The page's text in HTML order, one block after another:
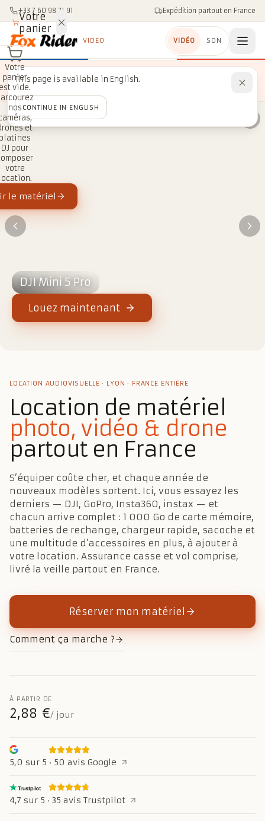
Aller au contenu
+33 7 60 98 21 91 Expédition partout en France
VIDEO VIDÉO SON
OFFRE LIMITÉE −10 % sur le matériel
vidéo, à l’inscription à la newsletter
DJI Mini 5 Pro
Louez maintenant
LOCATION AUDIOVISUELLE · LYON · FRANCE ENTIÈRE
Location de matériel
photo, vidéo & drone
partout en France
S’équiper coûte cher, et chaque année de
nouveaux modèles sortent. Ici, vous essayez les
derniers — DJI, GoPro, Insta360, instax — et
chacun arrive complet : 1 000 Go de carte mémoire,
batteries de rechange, chargeur rapide, sacoche et
une multitude d’accessoires en plus, à ajouter à
votre location. Assurance casse et vol comprise,
livré la veille partout en France.
Réserver mon matériel
Comment ça marche ?
À PARTIR DE
2,88 €/ jour
5,0 sur 5 · 50 avis Google
4,7 sur 5 · 35 avis Trustpilot
Votre
panier
Votre
panier
vide.
nos
et
DJ pour
votre
le matériel
This page is available in English.
CONTINUE IN ENGLISH